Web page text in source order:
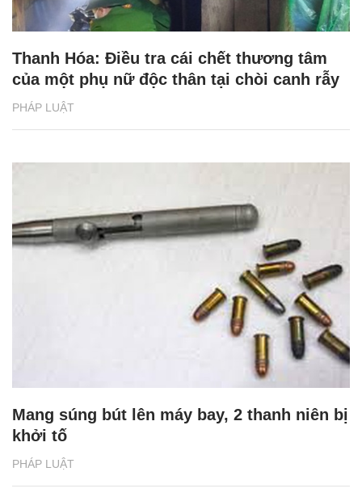
PHÁP LUẬT
Thanh Hóa: Điều tra cái chết thương tâm
của một phụ nữ độc thân tại chòi canh rẫy
PHÁP LUẬT
Mang súng bút lên máy bay, 2 thanh niên bị
khởi tố